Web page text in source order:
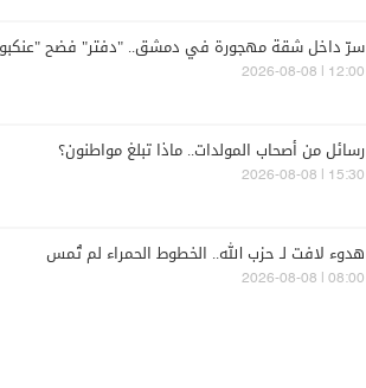
سرّ داخل شقة مهجورة في دمشق.. "دفتر" فضح
12:00 | 2026-08-08
رسائل من أصحاب المولدات.. ماذا تبلغ مواطنون؟
15:30 | 2026-08-08
هدوء لافت لـ حزب الله.. الخطوط الحمراء لم تُمس
08:00 | 2026-08-08